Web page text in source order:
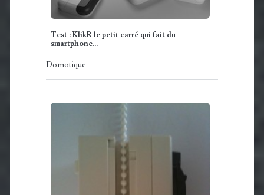
Test : KlikR le petit carré qui fait du
smartphone…
Domotique